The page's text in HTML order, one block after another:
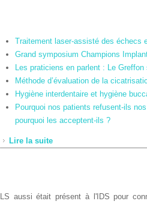
Traitement laser-assisté des échecs
Grand symposium Champions
Les praticiens en parlent : Le Greffon
Méthode d’évaluation de la
Hygiène interdentaire et hygiène
Pourquoi nos patients refusent-ils
pourquoi les acceptent-ils ?
Lire la suite
LS aussi était présent à l'IDS pour